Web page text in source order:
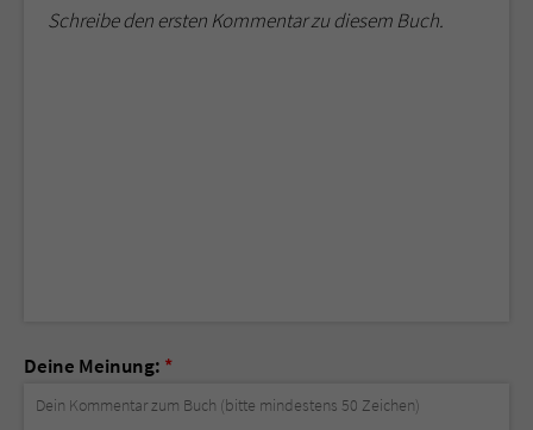
Schreibe den ersten Kommentar zu diesem Buch.
Deine Meinung: *